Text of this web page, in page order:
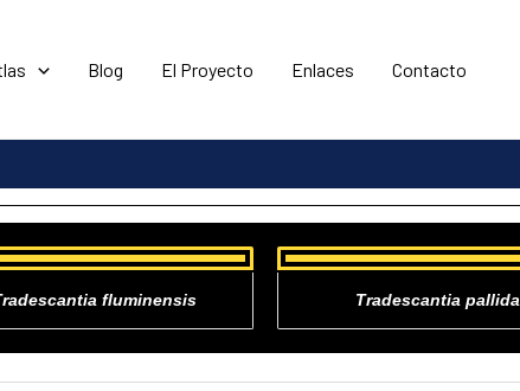
Blog El Proyecto Enlaces Contacto
fluminensis Tradescantia pallida